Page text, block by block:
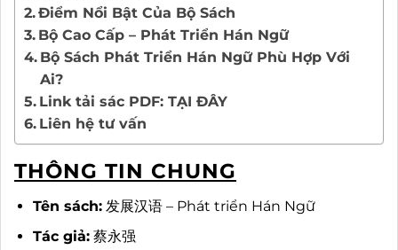
Điểm Nổi Bật Của Bộ Sách
Bộ Cao Cấp – Phát Triển Hán Ngữ
Bộ Sách Phát Triển Hán Ngữ Phù Hợp Với
Ai?
Link tải sác PDF: TẠI ĐÂY
Liên hệ tư vấn
THÔNG TIN CHUNG
Tên sách:发展汉语 – Phát triển Hán Ngữ
Tác giả:蔡永强